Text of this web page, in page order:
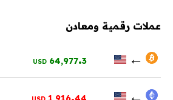
عملات رقمية ومعادن
←
64,977.3
USD
←
.